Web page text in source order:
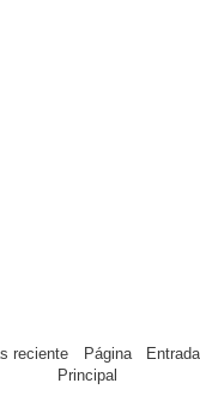
reciente
Página
Principal